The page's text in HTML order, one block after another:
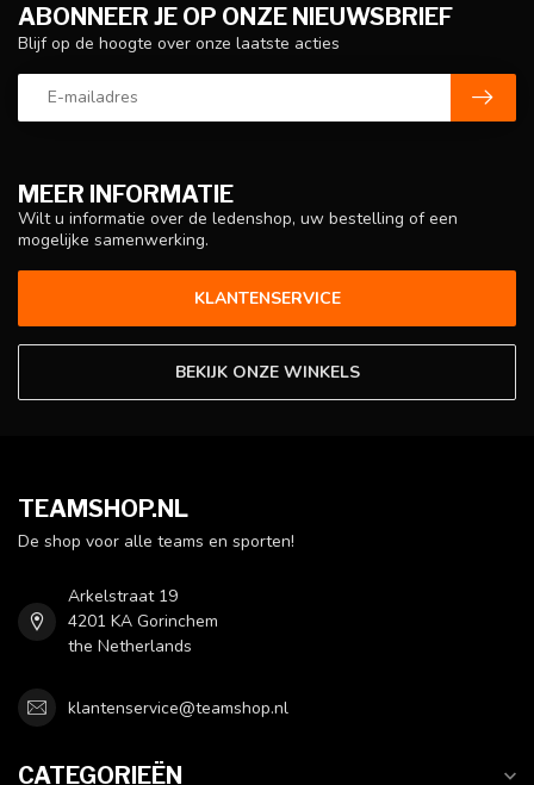
MEER INFORMATIE
Wilt u informatie over de ledenshop, uw bestelling of een
mogelijke samenwerking.
KLANTENSERVICE
BEKIJK ONZE WINKELS
ABONNEER JE OP ONZE NIEUWSBRIEF
Blijf op de hoogte over onze laatste acties
TEAMSHOP.NL
De shop voor alle teams en sporten!
Arkelstraat 19
4201 KA Gorinchem
the Netherlands
klantenservice@teamshop.nl
CATEGORIEËN